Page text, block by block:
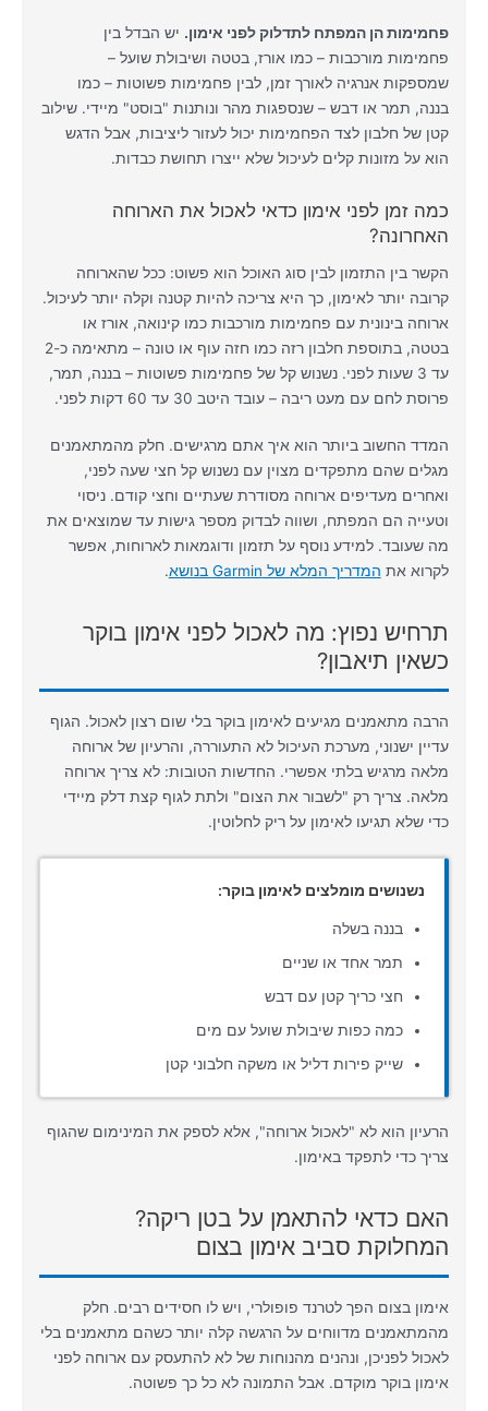
פחמימות הן המפתח לתדלוק לפני אימון. יש הבדל בין
פחמימות מורכבות – כמו אורז, בטטה ושיבולת שועל –
שמספקות אנרגיה לאורך זמן, לבין פחמימות פשוטות – כמו
בננה, תמר או דבש – שנספגות מהר ונותנות "בוסט" מיידי. שילוב
קטן של חלבון לצד הפחמימות יכול לעזור ליציבות, אבל הדגש
הוא על מזונות קלים לעיכול שלא ייצרו תחושת כבדות.
כמה זמן לפני אימון כדאי לאכול את הארוחה
האחרונה?
הקשר בין התזמון לבין סוג האוכל הוא פשוט: ככל שהארוחה
קרובה יותר לאימון, כך היא צריכה להיות קטנה וקלה יותר לעיכול.
ארוחה בינונית עם פחמימות מורכבות כמו קינואה, אורז או
בטטה, בתוספת חלבון רזה כמו חזה עוף או טונה – מתאימה כ-2
עד 3 שעות לפני. נשנוש קל של פחמימות פשוטות – בננה, תמר,
פרוסת לחם עם מעט ריבה – עובד היטב 30 עד 60 דקות לפני.
המדד החשוב ביותר הוא איך אתם מרגישים. חלק מהמתאמנים
מגלים שהם מתפקדים מצוין עם נשנוש קל חצי שעה לפני,
ואחרים מעדיפים ארוחה מסודרת שעתיים וחצי קודם. ניסוי
וטעייה הם המפתח, ושווה לבדוק מספר גישות עד שמוצאים את
מה שעובד. למידע נוסף על תזמון ודוגמאות לארוחות, אפשר
לקרוא את המדריך המלא של Garmin בנושא .
תרחיש נפוץ: מה לאכול לפני אימון בוקר
כשאין תיאבון?
הרבה מתאמנים מגיעים לאימון בוקר בלי שום רצון לאכול. הגוף
עדיין ישנוני, מערכת העיכול לא התעוררה, והרעיון של ארוחה
מלאה מרגיש בלתי אפשרי. החדשות הטובות: לא צריך ארוחה
מלאה. צריך רק "לשבור את הצום" ולתת לגוף קצת דלק מיידי
כדי שלא תגיעו לאימון על ריק לחלוטין.
נשנושים מומלצים לאימון בוקר:
בננה בשלה
תמר אחד או שניים
חצי כריך קטן עם דבש
כמה כפות שיבולת שועל עם מים
שייק פירות דליל או משקה חלבוני קטן
הרעיון הוא לא "לאכול ארוחה", אלא לספק את המינימום שהגוף
צריך כדי לתפקד באימון.
האם כדאי להתאמן על בטן ריקה?
המחלוקת סביב אימון בצום
אימון בצום הפך לטרנד פופולרי, ויש לו חסידים רבים. חלק
מהמתאמנים מדווחים על הרגשה קלה יותר כשהם מתאמנים בלי
לאכול לפניכן, ונהנים מהנוחות של לא להתעסק עם ארוחה לפני
אימון בוקר מוקדם. אבל התמונה לא כל כך פשוטה.